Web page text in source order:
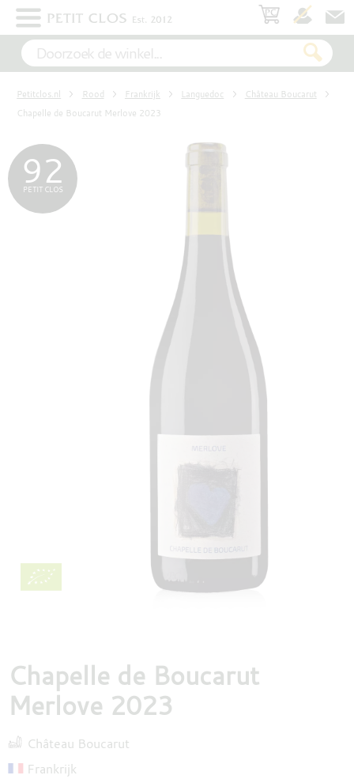
WIT
ROSÉ
ROOD
Petitclos.nl Rood Frankrijk Languedoc
Château Boucarut
Chapelle de Boucarut Merlove 2023
92
PETIT CLOS
Chapelle de Boucarut
Merlove 2023
Château Boucarut
Frankrijk